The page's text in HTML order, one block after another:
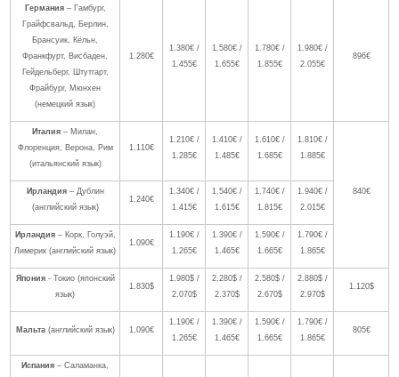
Германия – Гамбург,
Грайфсвальд, Берлин,
Брансуик, Кёльн,
Франкфурт, Висбаден,
Гейдельберг, Штутгарт,
Фрайбург, Мюнхен
(немецкий язык)
1.280€
1.380€ /
1.455€
1.580€ /
1.655€
1.780€ /
1.855€
1.980€ /
2.055€
896€
Италия – Милан,
Флоренция, Верона, Рим
(итальянский язык)
1.110€
1.210€ /
1.285€
1.410€ /
1.485€
1.610€ /
1.685€
1.810€ /
1.885€
840€
Ирландия – Дублин
(английский язык)
1.240€
1.340€ /
1.415€
1.540€ /
1.615€
1.740€ /
1.815€
1.940€ /
2.015€
Ирландия – Корк, Голуэй,
Лимерик (английский язык)
1.090€
1.190€ /
1.265€
1.390€ /
1.465€
1.590€ /
1.665€
1.790€ /
1.865€
Япония - Токио (японский
язык)
1.830$
1.980$ /
2.070$
2.280$ /
2.370$
2.580$ /
2.670$
2.880$ /
2.970$
1.120$
Мальта (английский язык) 1.090€
1.190€ /
1.265€
1.390€ /
1.465€
1.590€ /
1.665€
1.790€ /
1.865€
805€
Испания – Саламанка,